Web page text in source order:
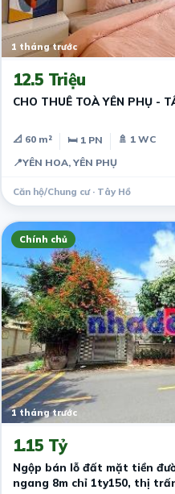
1 tháng trước
12.5 Triệu
CHO THUÊ TOÀ YÊN PHỤ -
📐 60 m² 🛏 1 PN
🚿 1 WC
📍YÊN HOA, YÊN PHỤ
Căn hộ/Chung cư · Tây Hồ
Chính chủ
1 tháng trước
1.15 Tỷ
Ngộp bán lỗ đất mặt tiền
ngang 8m chỉ 1ty150, thị